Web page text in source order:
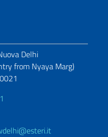
Delhi
from Nyaya Marg)